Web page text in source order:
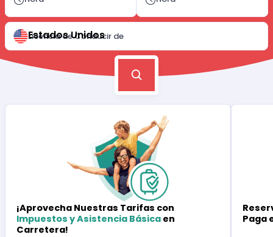
Licencia de Conducir de
Estados Unidos
¡Aprovecha Nuestras Tarifas con
Impuestos y Asistencia Básica en
Carretera!
Paga